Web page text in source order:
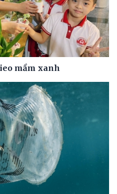
mầm xanh